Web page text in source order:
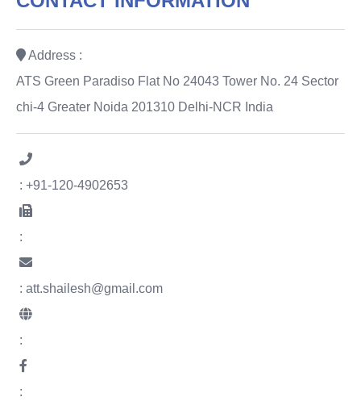
Address :
ATS Green Paradiso Flat No 24043 Tower No. 24 Sector
chi-4 Greater Noida 201310 Delhi-NCR India
: +91-120-4902653
:
: att.shailesh@gmail.com
:
: